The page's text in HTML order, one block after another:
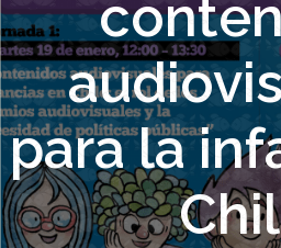
para la